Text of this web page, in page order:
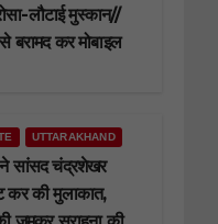
लौटाई मुस्कान//
बरामद कर मोबाइल
UTTARAKHAND
ने सांसद चंद्रशेखर
कर की मुलाकात,